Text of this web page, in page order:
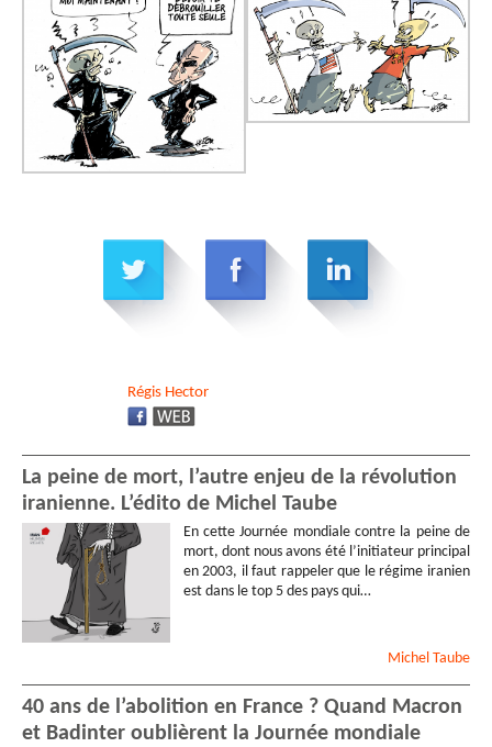
Régis Hector
La peine de mort, l’autre enjeu de la révolution
iranienne. L’édito de Michel Taube
En cette Journée mondiale contre la peine de
mort, dont nous avons été l’initiateur principal
en 2003, il faut rappeler que le régime iranien
est dans le top 5 des pays qui…
Michel Taube
40 ans de l’abolition en France ? Quand Macron
et Badinter oublièrent la Journée mondiale